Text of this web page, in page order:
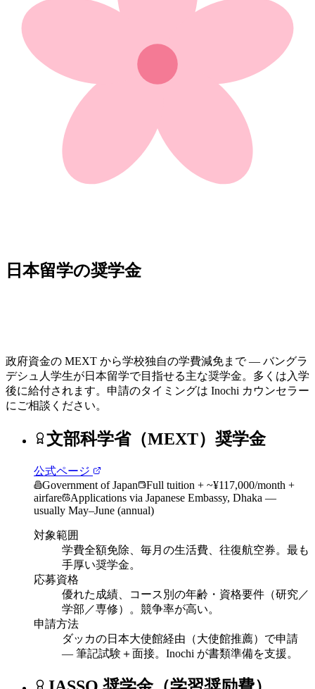
日本留学の奨学金
政府資金の MEXT から学校独自の学費減免まで — バングラ
デシュ人学生が日本留学で目指せる主な奨学金。多くは入学
後に給付されます。申請のタイミングは Inochi カウンセラー
にご相談ください。
文部科学省（MEXT）奨学金
公式ページ
Government of Japan
Full tuition + ~¥117,000/month +
airfare
Applications via Japanese Embassy, Dhaka —
usually May–June (annual)
対象範囲
学費全額免除、毎月の生活費、往復航空券。最も
手厚い奨学金。
応募資格
優れた成績、コース別の年齢・資格要件（研究／
学部／専修）。競争率が高い。
申請方法
ダッカの日本大使館経由（大使館推薦）で申請
— 筆記試験＋面接。Inochi が書類準備を支援。